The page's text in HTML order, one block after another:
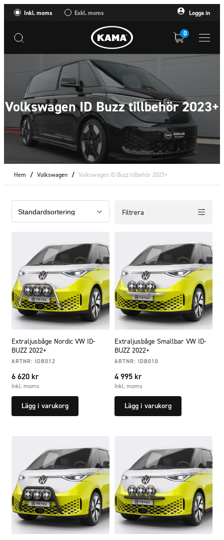
Inkl. moms Exkl. moms Logga in
0
Volkswagen ID Buzz tillbehör 2023+
Hem / Volkswagen / Volkswagen ID Buzz tillbehör 2023+
Filtrera
Extraljusbåge Nordic VW ID-
BUZZ 2022+
ARTNR: IDB012
6 620 kr
Inkl. moms
Lägg i varukorg
Extraljusbåge Smallbar VW ID-
BUZZ 2022+
ARTNR: IDB010
4 995 kr
Inkl. moms
Lägg i varukorg